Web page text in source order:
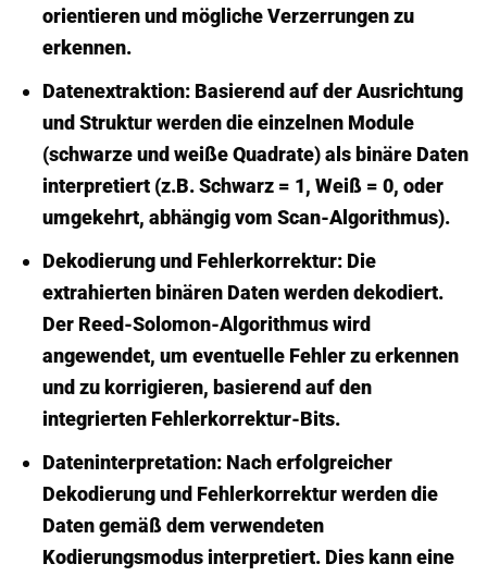
orientieren und mögliche Verzerrungen zu
erkennen.
Datenextraktion:Basierend auf der Ausrichtung
und Struktur werden die einzelnen Module
(schwarze und weiße Quadrate) als binäre Daten
interpretiert (z.B. Schwarz = 1, Weiß = 0, oder
umgekehrt, abhängig vom Scan-Algorithmus).
Dekodierung und Fehlerkorrektur:Die
extrahierten binären Daten werden dekodiert.
Der Reed-Solomon-Algorithmus wird
angewendet, um eventuelle Fehler zu erkennen
und zu korrigieren, basierend auf den
integrierten Fehlerkorrektur-Bits.
Dateninterpretation:Nach erfolgreicher
Dekodierung und Fehlerkorrektur werden die
Daten gemäß dem verwendeten
Kodierungsmodus interpretiert. Dies kann eine